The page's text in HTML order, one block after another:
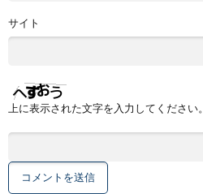
サイト
上に表示された文字を入力してください。